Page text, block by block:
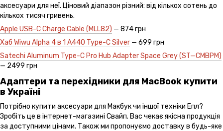
аксесуари для неї. Ціновий діапазон різний: від кількох сотень до
кількох тисяч гривень.
Apple USB-C Charge Cable (MLL82) — 874 грн
Хаб Wiwu Alpha 4 в 1 А440 Type-C Silver — 699 грн
Satechi Aluminum Type-C Pro Hub Adapter Space Grey (ST—CMBPM)
— 2499 грн
Адаптери та перехідники для MacBook купити
в Україні
Потрібно купити аксесуари для Макбук чи іншої техніки Епл?
Зробіть це в інтернет-магазині Свайп. Вас чекає якісна продукція
за доступними цінами. Також ми пропонуємо доставку в будь-яке